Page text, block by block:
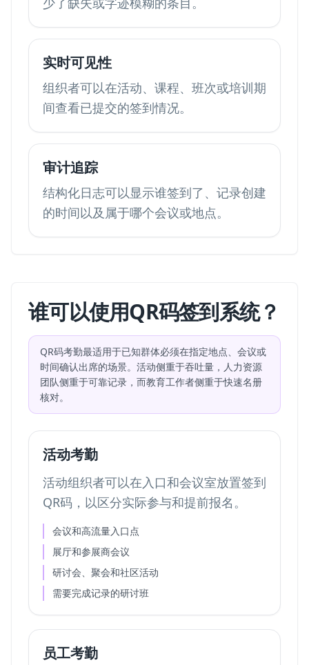
实时可见性
组织者可以在活动、课程、班次或培训期
间查看已提交的签到情况。
审计追踪
结构化日志可以显示谁签到了、记录创建
的时间以及属于哪个会议或地点。
谁可以使用QR码签到系统？
QR码考勤最适用于已知群体必须在指定地点、会议或
时间确认出席的场景。活动侧重于吞吐量，人力资源
团队侧重于可靠记录，而教育工作者侧重于快速名册
核对。
活动考勤
活动组织者可以在入口和会议室放置签到
QR码，以区分实际参与和提前报名。
会议和高流量入口点
展厅和参展商会议
研讨会、聚会和社区活动
需要完成记录的研讨班
员工考勤